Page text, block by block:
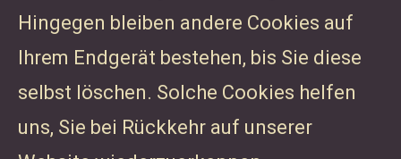
Hingegen bleiben andere Cookies auf
Ihrem Endgerät bestehen, bis Sie diese
selbst löschen. Solche Cookies helfen
uns, Sie bei Rückkehr auf unserer